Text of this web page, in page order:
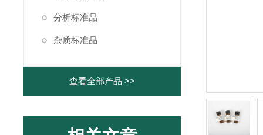
分析标准品
杂质标准品
查看全部产品 >>